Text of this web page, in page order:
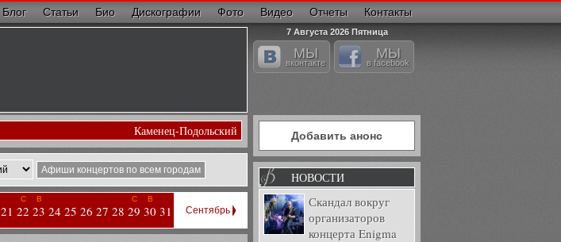
Блог Статьи Био Дискографии Фото Видео Отчеты Контакты
7 Августа 2026 Пятница
МЫ
вконтакте
МЫ
в facebook
Каменец-Подольский
Афиши концертов по всем городам
21
С
22
В
23 24 25 26 27 28
С
29
В
30 31 Сентябрь
Добавить анонс
НОВОСТИ
Скандал вокруг
организаторов
концерта Enigma